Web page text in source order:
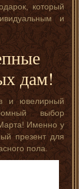
который
и
дам!
и ювелирный
выбор
Именно у
презент для
пола.